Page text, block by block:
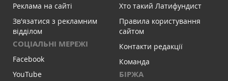
Реклама на сайті
Зв'язатися з рекламним
відділом
СОЦІАЛЬНІ МЕРЕЖІ
Facebook
YouTube
Хто такий Латифундист
Правила користування
сайтом
Контакти редакції
Команда
БІРЖА